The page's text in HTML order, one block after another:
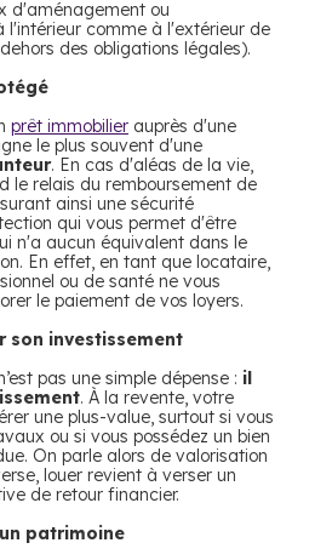
d'aménagement ou
l'intérieur comme à l'extérieur de
des obligations légales).
prêt immobilier auprès d'une
le plus souvent d'une
. En cas d'aléas de la vie,
le relais du remboursement de
ainsi une sécurité
qui vous permet d'être
n'a aucun équivalent dans le
En effet, en tant que locataire,
ou de santé ne vous
le paiement de vos loyers.
son investissement
pas une simple dépense : il
. À la revente, votre
une plus-value, surtout si vous
ou si vous possédez un bien
On parle alors de valorisation
louer revient à verser un
de retour financier.
patrimoine